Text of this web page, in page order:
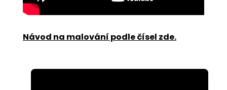
Návod na malování podle čísel zde.